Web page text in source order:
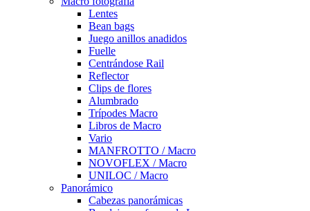
Lentes
Bean bags
Juego anillos anadidos
Fuelle
Centrándose Rail
Reflector
Clips de flores
Alumbrado
Trípodes Macro
Libros de Macro
Vario
MANFROTTO / Macro
NOVOFLEX / Macro
UNILOC / Macro
Panorámico
Cabezas panorámicas